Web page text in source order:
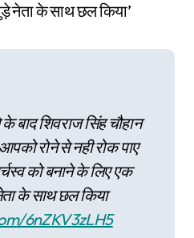
नेता के साथ छल किया’
बाद शिवराज सिंह चौहान
रोने से नही रोक पाए
को बनाने के लिए एक
के साथ छल किया
6nZKV3zLH5